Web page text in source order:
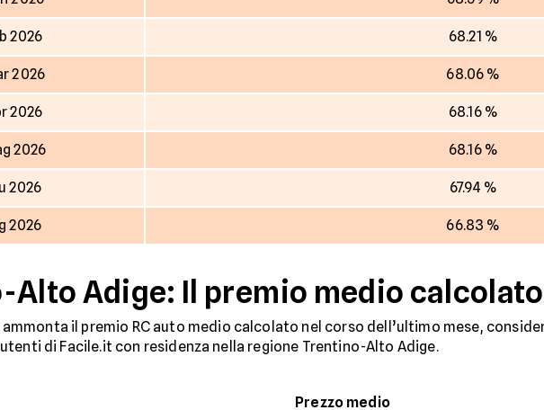
2026 68.21 %
2026 68.06 %
2026 68.16 %
2026 68.16 %
2026 67.94 %
2026 66.83 %
Alto Adige: Il premio medio
ammonta il premio RC auto medio calcolato nel corso dell’ultimo mese,
di Facile.it con residenza nella regione Trentino-Alto Adige.
Prezzo medio